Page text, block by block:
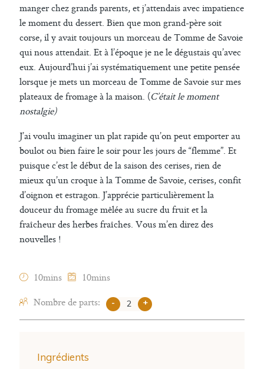
manger chez grands parents, et j’attendais avec impatience
le moment du dessert. Bien que mon grand-père soit
corse, il y avait toujours un morceau de Tomme de Savoie
qui nous attendait. Et à l’époque je ne le dégustais qu’avec
eux. Aujourd’hui j’ai systématiquement une petite pensée
lorsque je mets un morceau de Tomme de Savoie sur mes
plateaux de fromage à la maison. (C’était le moment
nostalgie)
J’ai voulu imaginer un plat rapide qu’on peut emporter au
boulot ou bien faire le soir pour les jours de “flemme”. Et
puisque c’est le début de la saison des cerises, rien de
mieux qu’un croque à la Tomme de Savoie, cerises, confit
d’oignon et estragon. J’apprécie particulièrement la
douceur du fromage mêlée au sucre du fruit et la
fraîcheur des herbes fraîches. Vous m’en direz des
nouvelles !
10mins
10mins
Nombre de parts:
- +
Ingrédients